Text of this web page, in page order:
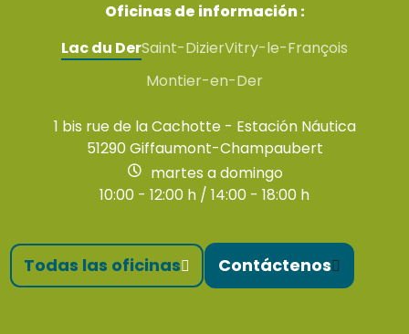
Oficinas de información :
Lac du DerSaint-DizierVitry-le-François
Montier-en-Der
1 bis rue de la Cachotte - Estación Náutica
51290 Giffaumont-Champaubert
martes a domingo
10:00 - 12:00 h / 14:00 - 18:00 h
Todas las oficinas Contáctenos